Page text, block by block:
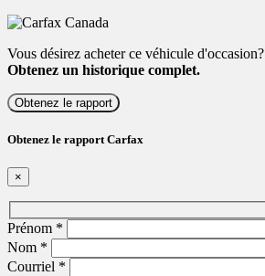
Vous désirez acheter ce véhicule d'occasion?
Obtenez un historique complet.
Obtenez le rapport
Obtenez le rapport Carfax
×
Prénom *
Nom *
Courriel *